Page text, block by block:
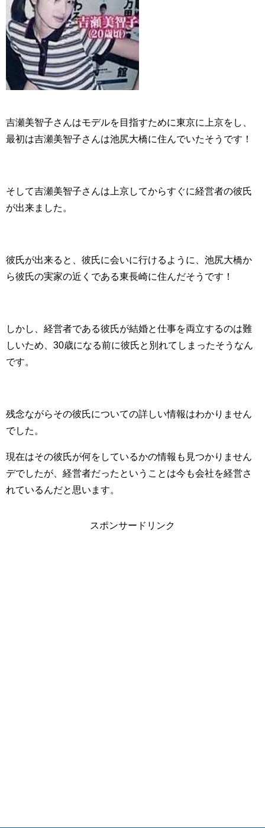
吉瀬美智子さんはモデルを目指すために東京に上京をし、
最初は吉瀬美智子さんは池尻大橋に住んでいたそうです！
そして吉瀬美智子さんは上京してからすぐに経営者の彼氏
が出来ました。
彼氏が出来ると、彼氏に会いに行けるように、池尻大橋か
ら彼氏の実家の近くである東長崎に住んだそうです！
しかし、経営者である彼氏が結婚と仕事を両立するのは難
しいため、30歳になる前に彼氏と別れてしまったそうなん
です。
残念ながらその彼氏についての詳しい情報はわかりません
でした。
現在はその彼氏が何をしているかの情報も見つかりません
デでしたが、経営者だったということは今も会社を経営さ
れているんだと思います。
スポンサードリンク